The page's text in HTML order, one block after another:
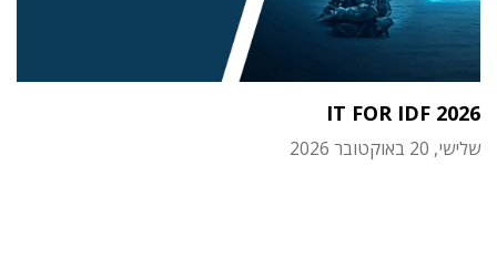
IT FOR IDF 2026
שלישי, 20 באוקטובר 2026